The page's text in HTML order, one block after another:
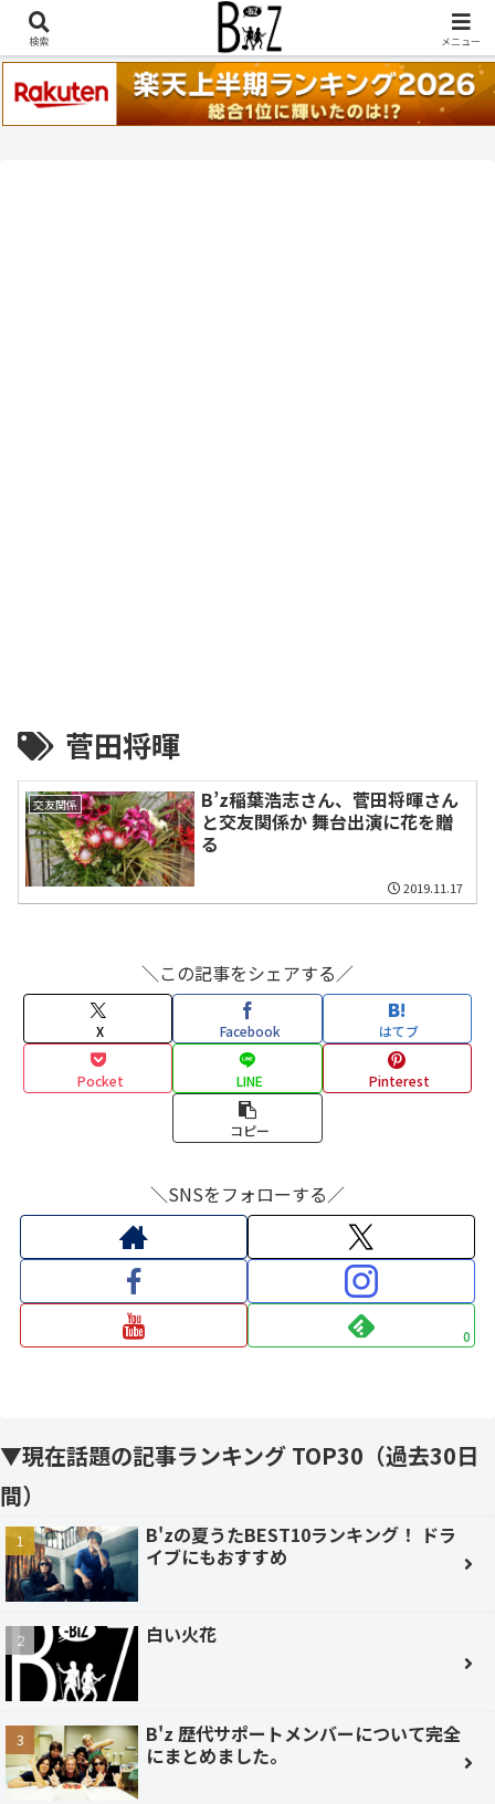
稲葉浩志『en-Zepp』『enⅣ』セトリ一覧はこちら
菅田将暉
交友関係
B’z稲葉浩志さん、菅田将暉さん
と交友関係か 舞台出演に花を贈
る
2019.11.17
＼この記事をシェアする／
X Facebook はてブ
Pocket LINE Pinterest
コピー
＼SNSをフォローする／
0
▼現在話題の記事ランキング TOP30（過去30日
間）
B'zの夏うたBEST10ランキング！ ドラ
イブにもおすすめ
白い火花
B'z 歴代サポートメンバーについて完全
にまとめました。
検索 メニュー